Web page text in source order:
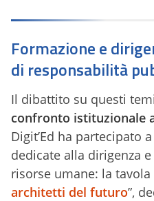
Formazione e
di responsabilità
Il dibattito su questi
confronto istituzionale
Digit’Ed ha partecipato
dedicate alla dirigenza
risorse umane: la tavola
architetti del futuro”,